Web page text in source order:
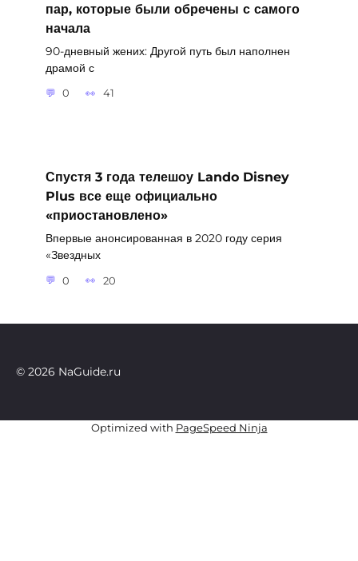
пар, которые были обречены с самого
начала
90-дневный жених: Другой путь был наполнен
драмой с
0 41
Спустя 3 года телешоу Lando Disney
Plus все еще официально
«приостановлено»
Впервые анонсированная в 2020 году серия
«Звездных
0 20
© 2026 NaGuide.ru
Optimized with PageSpeed Ninja